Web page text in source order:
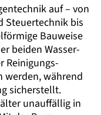
auf – von
Steuer­technik bis
Bauweise
beiden Wasser­
Reinigungs­
werden, während
sicher­stellt.
unauffällig in